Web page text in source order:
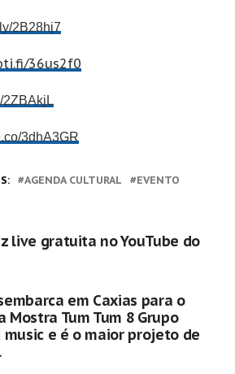
2B28hj7
36us2f0
2ZBAkjL
3dhA3GR
AGENDA CULTURAL
EVENTO
live gratuita no YouTube do
em Caxias para o
Mostra Tum Tum 8 Grupo
e é o maior projeto de